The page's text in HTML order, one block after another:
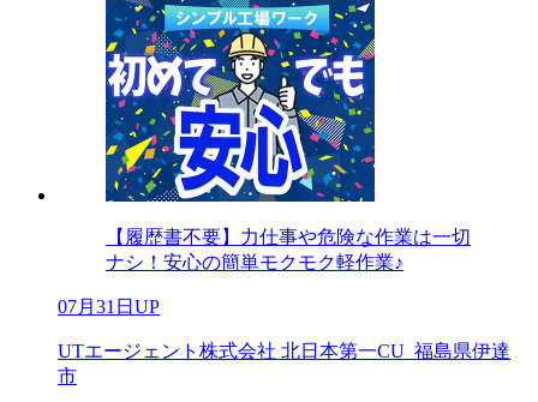
【履歴書不要】力仕事や危険な作業は一切
ナシ！安心の簡単モクモク軽作業♪
07月31日UP
UTエージェント株式会社 北日本第一CU_福島県伊達
市